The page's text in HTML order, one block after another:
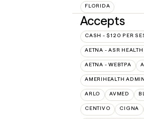
FLORIDA
Accepts
CASH - $120 PER
AETNA - ASR
AETNA - WEBTPA
AMERIHEALTH
ARLO AVMED
CENTIVO CIGNA